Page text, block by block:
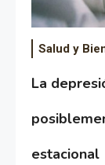
Salud y
La
estacional